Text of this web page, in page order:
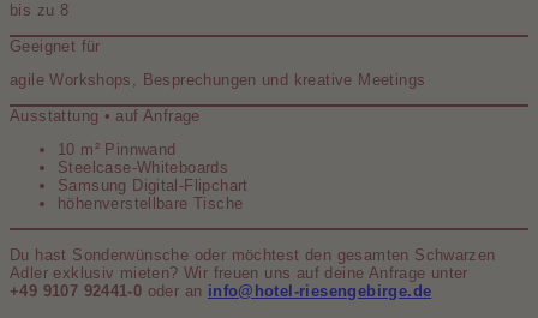
bis zu 8
Geeignet für
agile Workshops, Besprechungen und kreative Meetings
Ausstattung • auf Anfrage
10 m² Pinnwand
Steelcase-Whiteboards
Samsung Digital-Flipchart
höhenverstellbare Tische
Du hast Sonderwünsche oder möchtest den gesamten Schwarzen
Adler exklusiv mieten? Wir freuen uns auf deine Anfrage unter
+49 9107 92441-0 oder an info@hotel-riesengebirge.de